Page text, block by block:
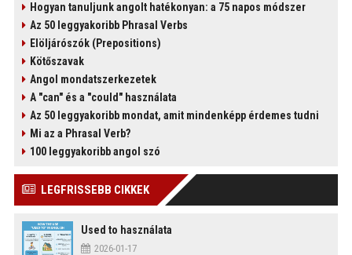
Hogyan tanuljunk angolt hatékonyan: a 75 napos módszer
Az 50 leggyakoribb Phrasal Verbs
Elöljárószók (Prepositions)
Kötőszavak
Angol mondatszerkezetek
A "can" és a "could" használata
Az 50 leggyakoribb mondat, amit mindenképp érdemes tudni
Mi az a Phrasal Verb?
100 leggyakoribb angol szó
LEGFRISSEBB CIKKEK
Used to használata
2026-01-17